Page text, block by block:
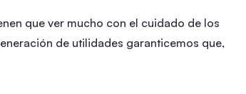
que ver mucho con el cuidado de los
de utilidades garanticemos que,